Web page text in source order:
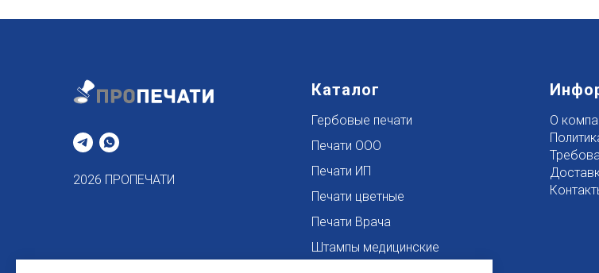
2026 ПРОПЕЧАТИ
Каталог
Гербовые печати
Печати ООО
Печати ИП
Печати цветные
Печати Врача
Штампы медицинские
О